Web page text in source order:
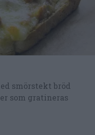
smörstekt bröd
som gratineras